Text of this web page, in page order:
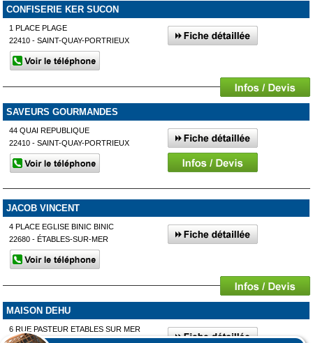
CONFISERIE KER SUCON
1 PLACE PLAGE
22410 - SAINT-QUAY-PORTRIEUX
SAVEURS GOURMANDES
44 QUAI REPUBLIQUE
22410 - SAINT-QUAY-PORTRIEUX
JACOB VINCENT
4 PLACE EGLISE BINIC BINIC
22680 - ÉTABLES-SUR-MER
MAISON DEHU
6 RUE PASTEUR ETABLES SUR MER